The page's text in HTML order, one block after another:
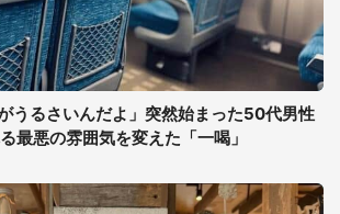
うるさいんだよ」突然始まった50代男性
最悪の雰囲気を変えた「一喝」